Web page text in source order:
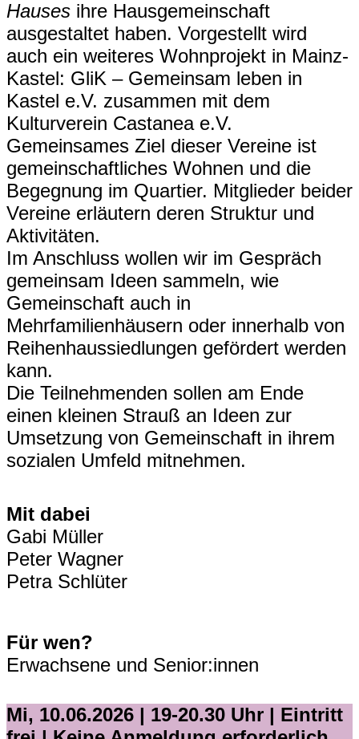
Hauses ihre Hausgemeinschaft
ausgestaltet haben. Vorgestellt wird
auch ein weiteres Wohnprojekt in Mainz-
Kastel: GliK – Gemeinsam leben in
Kastel e.V. zusammen mit dem
Kulturverein Castanea e.V.
Gemeinsames Ziel dieser Vereine ist
gemeinschaftliches Wohnen und die
Begegnung im Quartier. Mitglieder beider
Vereine erläutern deren Struktur und
Aktivitäten.
Im Anschluss wollen wir im Gespräch
gemeinsam Ideen sammeln, wie
Gemeinschaft auch in
Mehrfamilienhäusern oder innerhalb von
Reihenhaussiedlungen gefördert werden
kann.
Die Teilnehmenden sollen am Ende
einen kleinen Strauß an Ideen zur
Umsetzung von Gemeinschaft in ihrem
sozialen Umfeld mitnehmen.
Mit dabei
Gabi Müller
Peter Wagner
Petra Schlüter
Für wen?
Erwachsene und Senior:innen
Mi, 10.06.2026 | 19-20.30 Uhr | Eintritt